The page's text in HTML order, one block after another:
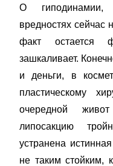
О
вредностях сейчас
факт остается
зашкаливает.
и деньги, в
пластическому
очередной
липосакцию
устранена
не таким стойким,